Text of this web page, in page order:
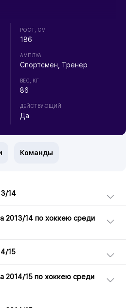
РОСТ, СМ
186
АМПЛУА
Спортсмен, Тренер
ВЕС, КГ
86
ДЕЙСТВУЮЩИЙ
Да
Команды
14
2013/14 по хоккею среди
15
2014/15 по хоккею среди